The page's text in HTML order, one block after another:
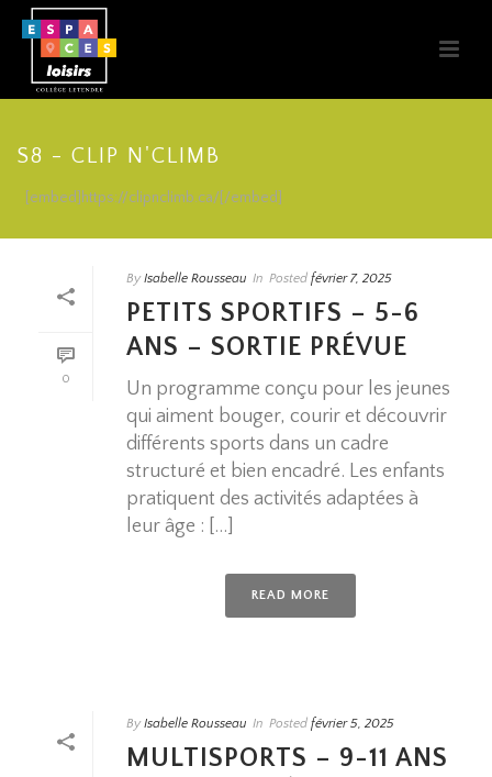
S8 - CLIP N'CLIMB
[embed]https://clipnclimb.ca/[/embed]
0
By Isabelle Rousseau In Posted février 7, 2025
PETITS SPORTIFS – 5-6
ANS – SORTIE PRÉVUE
Un programme conçu pour les jeunes
qui aiment bouger, courir et découvrir
différents sports dans un cadre
structuré et bien encadré. Les enfants
pratiquent des activités adaptées à
leur âge : [...]
READ MORE
By Isabelle Rousseau In Posted février 5, 2025
MULTISPORTS – 9-11 ANS